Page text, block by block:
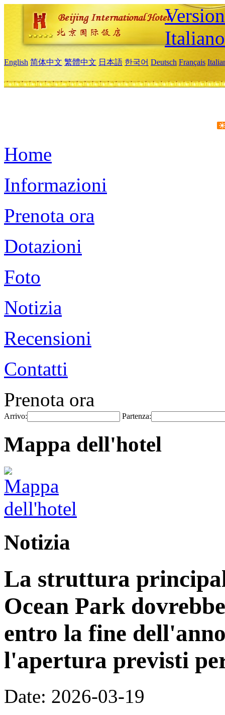
Italiano
English 简体中文 繁體中文 日本語 한국어 Deutsch Français
Home
Informazioni
Prenota ora
Dotazioni
Foto
Notizia
Recensioni
Contatti
Prenota ora
Arrivo: Partenza:
Mappa dell'hotel
Notizia
La struttura
Ocean Park
entro la fine
l'apertura previsti
Date: 2026-03-19